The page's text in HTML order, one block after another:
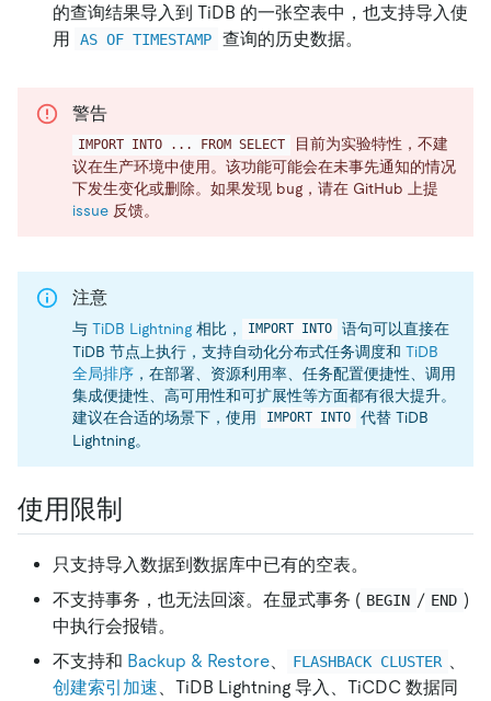
的查询结果导入到 TiDB 的一张空表中，也支持导入使
用
AS OF TIMESTAMP 查询的历史数据。
警告
IMPORT INTO ... FROM SELECT
目前为实验特性，不建
议在生产环境中使用。该功能可能会在未事先通知的情况
下发生变化或删除。如果发现 bug，请在 GitHub 上提
issue 反馈。
注意
与 TiDB Lightning 相比， IMPORT INTO
语句可以直接在
TiDB 节点上执行，支持自动化分布式任务调度和 TiDB
全局排序 ，在部署、资源利用率、任务配置便捷性、调用
集成便捷性、高可用性和可扩展性等方面都有很大提升。
建议在合适的场景下，使用
IMPORT INTO
代替 TiDB
Lightning。
使用限制
只支持导入数据到数据库中已有的空表。
不支持事务，也无法回滚。在显式事务 ( BEGIN / END )
中执行会报错。
不支持和 Backup & Restore、 FLASHBACK CLUSTER 、
创建索引加速、TiDB Lightning 导入、TiCDC 数据同